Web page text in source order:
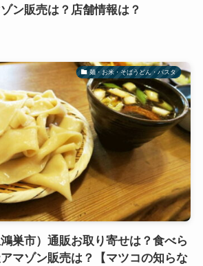
ン販売は？店舗情報は？
麺・お米・そばうどん・パスタ
巣市）通販お取り寄せは？食べら
マゾン販売は？【マツコの知らな